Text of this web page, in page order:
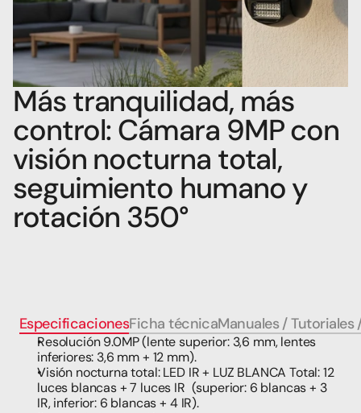
Más tranquilidad, más
control: Cámara 9MP con
visión nocturna total,
seguimiento humano y
rotación 350°
EspecificacionesFicha técnicaManuales / Tutoriales
Resolución 9.0MP (lente superior: 3,6 mm, lentes
inferiores: 3,6 mm + 12 mm).
Visión nocturna total: LED IR + LUZ BLANCA Total: 12
luces blancas + 7 luces IR  (superior: 6 blancas + 3
IR, inferior: 6 blancas + 4 IR).